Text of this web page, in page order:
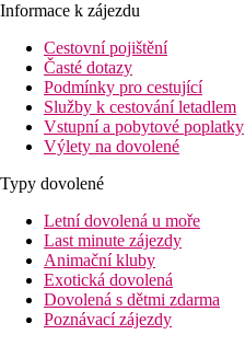
Informace k zájezdu
Cestovní pojištění
Časté dotazy
Podmínky pro cestující
Služby k cestování letadlem
Vstupní a pobytové poplatky
Výlety na dovolené
Typy dovolené
Letní dovolená u moře
Last minute zájezdy
Animační kluby
Exotická dovolená
Dovolená s dětmi zdarma
Poznávací zájezdy